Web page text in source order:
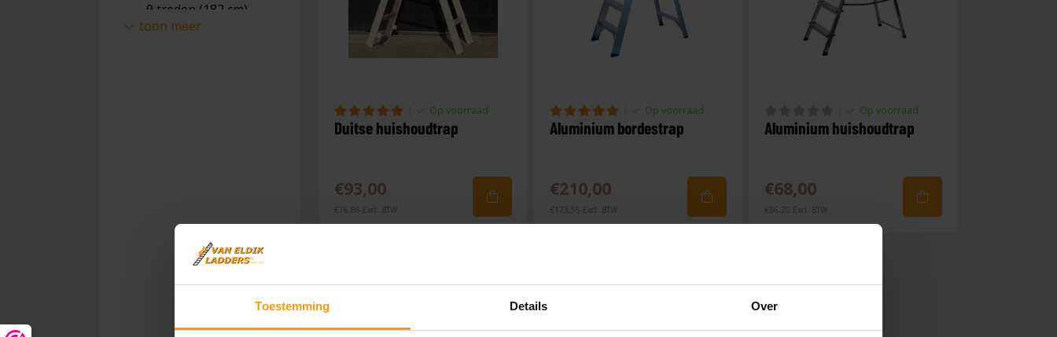
Toestemming Details Over
9 treden (182 cm)
10 treden (201 cm)
toon meer
Op voorraad
Duitse huishoudtrap
€93,00
€76,86 Excl. BTW
Op voorraad
Aluminium bordestrap
€210,00
€173,55 Excl. BTW
Op voorraad
Aluminium huishoudtrap
€68,00
€56,20 Excl. BTW